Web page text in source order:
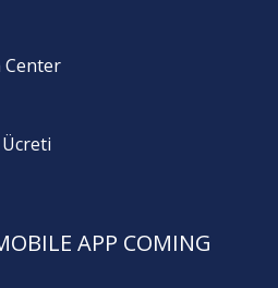
Center
APP COMING